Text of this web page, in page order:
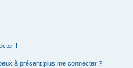
!
à présent plus me connecter ?!